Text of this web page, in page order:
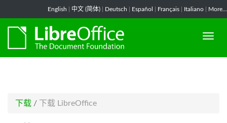
English 中文 (简体) Deutsch Español Français Italiano More...
下载 / 下载 LibreOffice